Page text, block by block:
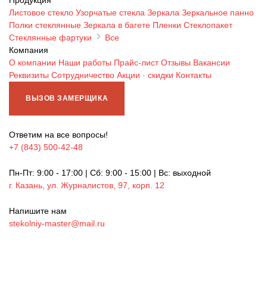
Листовое стекло Узорчатые стекла Зеркала Зеркальное панно
Полки стеклянные Зеркала в багете Пленки Стеклопакет
Стеклянные фартуки
Все
Компания
О компании Наши работы Прайс-лист Отзывы Вакансии
Реквизиты Сотрудничество Акции · скидки Контакты
ВЫЗОВ ЗАМЕРЩИКА
Ответим на все вопросы!
+7 (843) 500-42-48
Пн-Пт: 9:00 - 17:00 | Сб: 9:00 - 15:00 | Вс: выходной
г. Казань, ул. Журналистов, 97, корп. 12
Напишите нам
stekolniy-master@mail.ru